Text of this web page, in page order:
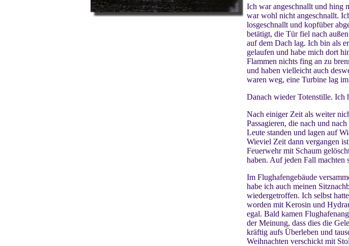
Ich war angeschnallt und hing
war wohl nicht angeschnallt.
losgeschnallt und kopfüber
betätigt, die Tür fiel nach
auf dem Dach lag. Ich bin als
gelaufen und habe mich dort
Flammen nichts fing an zu
und haben vielleicht auch
waren weg, eine Turbine lag
Danach wieder Totenstille. Ich
Nach einiger Zeit als weiter
Passagieren, die nach und
Leute standen und lagen auf
Wieviel Zeit dann vergangen
Feuerwehr mit Schaum
haben. Auf jeden Fall machten
Im Flughafengebäude
habe ich auch meinen
wiedergetroffen. Ich selbst
worden mit Kerosin und
egal. Bald kamen
der Meinung, dass dies die
kräftig aufs Überleben und
Weihnachten verschickt mit